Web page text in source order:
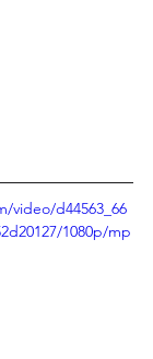
video/d44563_66
1080p/mp